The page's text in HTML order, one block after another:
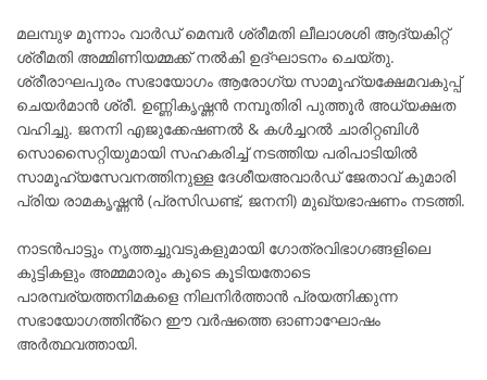
മലമ്പുഴ മൂന്നാം വാർഡ് മെമ്പർ ശ്രീമതി ലീലാശശി ആദ്യകിറ്റ്
ശ്രീമതി അമ്മിണിയമ്മക്ക് നൽകി ഉദ്ഘാടനം ചെയ്തു.
ശ്രീരാഘപുരം സഭായോഗം ആരോഗ്യ സാമൂഹ്യക്ഷേമവകുപ്പ്
ചെയർമാൻ ശ്രീ. ഉണ്ണികൃഷ്ണൻ നമ്പൂതിരി പുത്തൂർ അധ്യക്ഷത
വഹിച്ചു. ജനനി എജുക്കേഷണൽ & കൾച്ചറൽ ചാരിറ്റബിൾ
സൊസൈറ്റിയുമായി സഹകരിച്ച് നടത്തിയ പരിപാടിയിൽ
സാമൂഹ്യസേവനത്തിനുള്ള ദേശീയഅവാർഡ് ജേതാവ് കുമാരി
പ്രിയ രാമകൃഷ്ണൻ (പ്രസിഡണ്ട്, ജനനി) മുഖ്യഭാഷണം നടത്തി.
നാടൻപാട്ടും നൃത്തച്ചുവടുകളുമായി ഗോത്രവിഭാഗങ്ങളിലെ
കുട്ടികളും അമ്മമാരും കൂടെ കൂടിയതോടെ
പാരമ്പര്യത്തനിമകളെ നിലനിർത്താൻ പ്രയത്നിക്കുന്ന
സഭായോഗത്തിൻ്റെ ഈ വർഷത്തെ ഓണാഘോഷം
അർത്ഥവത്തായി.